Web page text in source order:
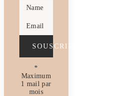
Name
Email
SOUSCRIRE
*
Maximum
1 mail par
mois